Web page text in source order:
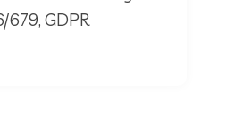
679, GDPR